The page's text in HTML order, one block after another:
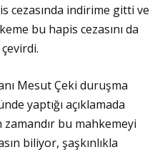
cezasında indirime gitti ve
bu hapis cezasını da
Mesut Çeki duruşma
yaptığı açıklamada
bu mahkemeyi
biliyor, şaşkınlıkla